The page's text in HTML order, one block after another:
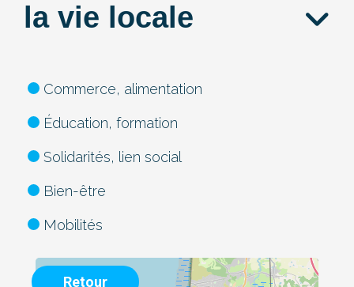
la vie locale
Commerce, alimentation
Éducation, formation
Solidarités, lien social
Bien-être
Mobilités
Retour